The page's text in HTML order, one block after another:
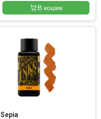
В кошик
Sepia